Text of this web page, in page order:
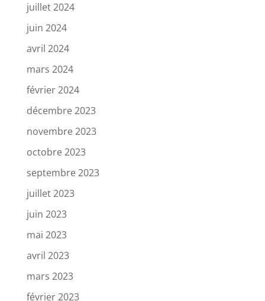
juillet 2024
juin 2024
avril 2024
mars 2024
février 2024
décembre 2023
novembre 2023
octobre 2023
septembre 2023
juillet 2023
juin 2023
mai 2023
avril 2023
mars 2023
février 2023